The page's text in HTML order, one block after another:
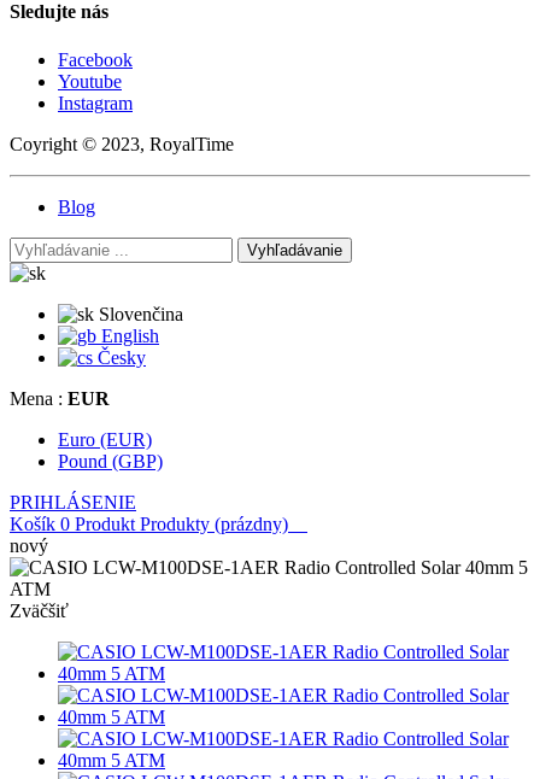
Sledujte nás
Facebook
Youtube
Instagram
Coyright © 2023, RoyalTime
Blog
Vyhľadávanie
Slovenčina
English
Česky
Mena : EUR
Euro (EUR)
Pound (GBP)
PRIHLÁSENIE
Košík 0 Produkt Produkty (prázdny)
nový
Zväčšiť